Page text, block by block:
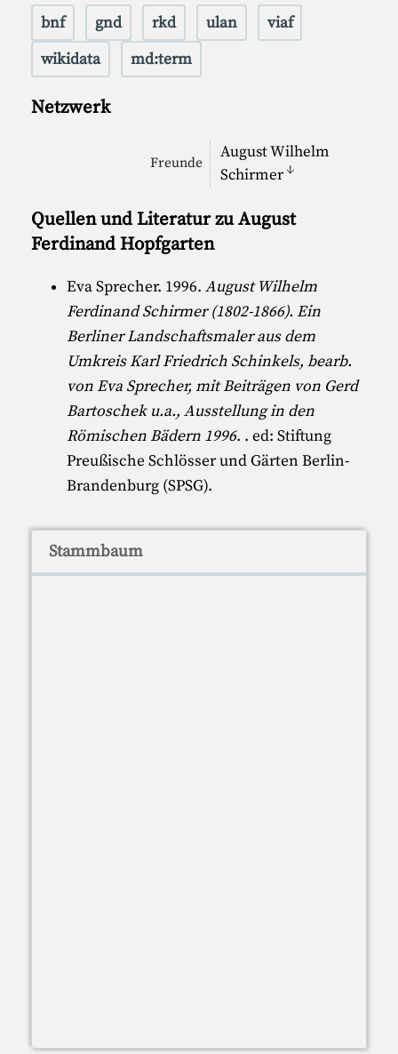
bnf gnd rkd ulan
viaf
wikidata
md:term
Netzwerk
Freunde
August Wilhelm
Schirmer↓
Quellen und Literatur zu August
Ferdinand Hopfgarten
Eva Sprecher. 1996.August Wilhelm
Ferdinand Schirmer (1802-1866). Ein
Berliner Landschaftsmaler aus dem
Umkreis Karl Friedrich Schinkels, bearb.
von Eva Sprecher, mit Beiträgen von Gerd
Bartoschek u.a., Ausstellung in den
Römischen Bädern 1996. . ed:Stiftung
Preußische Schlösser und Gärten Berlin-
Brandenburg (SPSG).
Stammbaum